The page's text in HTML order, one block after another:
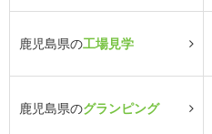
鹿児島県の工場見学
鹿児島県のグランピング